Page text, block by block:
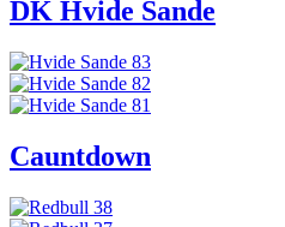
DK Hvide Sande
Cauntdown